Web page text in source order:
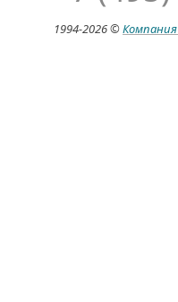
1994-2026 ©Компания